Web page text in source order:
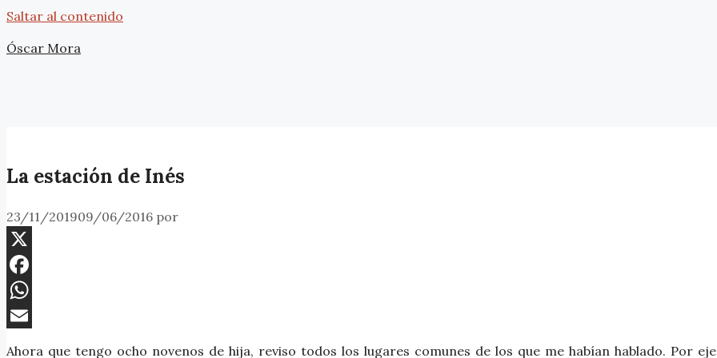
Saltar al contenido
Óscar Mora
La estación de Inés
23/11/201909/06/2016 por
X
Facebook
WhatsApp
Ahora que tengo ocho novenos de hija, reviso todos los lugares comunes de los que me habían hablado. Por